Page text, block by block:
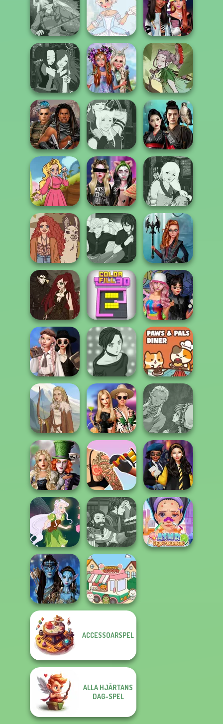
Dark Fae
Babs' Spring
Wedding
Fairycore
Aesthetic
SNK Cosplayer
Marie Antoinette
2.0
Fashionistas'
Faceoff
Manga Creator -
Fantasy World...
Princesses
Fantasy
Makeover
A Fairy Tale
Cyberpunk
Guardians
Manga Creator -
Fantasy World...
Samurai Spirit
Legacy of Honor
Kartoon Princess
Billie's Weekly
Planner
Manga Creator -
Fantasy World...
Pomegranate
Pop: Autumn
Fashio...
Manga Creator -
Rebels Page 3
Centaur
Princesses
The Alchemist:
Steampunk PFP
M...
Color Fill 3D
Spin The Bottle
Style Exchange...
Wednesday's
Breakup
Handbook
Manga Creator -
Rebels Page 2
Paws & Pals
Diner
Viking Woman
BFFs' Birthday
Bash For Babs
Manga Creator
World Of
Fantasy...
Alice and
Friends:
Enchanted W...
Tattoo Master 3D:
Crazy Art
Hogwarts
Princesses
Pixie Friends
Manga Creator
World Of
Fantasy...
Avatar Na'vi
Warriors Saga
ACCESSOARSPEL
ALLA HJÄRTANS
DAG-SPEL